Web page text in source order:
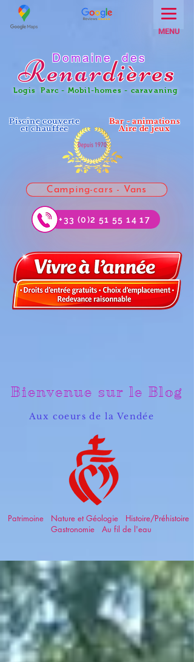
MENU
Domaine des
Renardières
Parc - Mobil-homes - caravaning
Piscine couverte
et chauffée
Bar - animations
Aire de jeux
Camping-cars - Vans
+33 (0)2 51 55 14 17
Bienvenue sur le Blog
Aux coeurs de la Vendée
Patrimoine Nature et Géologie Histoire/Préhistoire
Gastronomie Au fil de l'eau